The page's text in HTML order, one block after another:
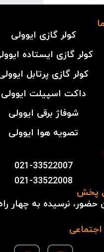
کولر گازی ایوولی
کولر گازی ایستاده
کولر گازی پرتابل
داکت اسپیلت ایوولی
شوفاژ برقی ایوولی
تصویه هوا ایوولی
021-33522007
021-33522008
پخش
حضور، نرسیده به چهار